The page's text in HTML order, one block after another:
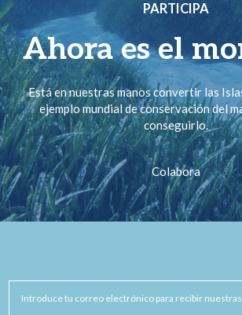
PARTICIPA
Ahora es el
Está en nuestras manos convertir las
ejemplo mundial de conservación del
conseguirlo.
Colabora